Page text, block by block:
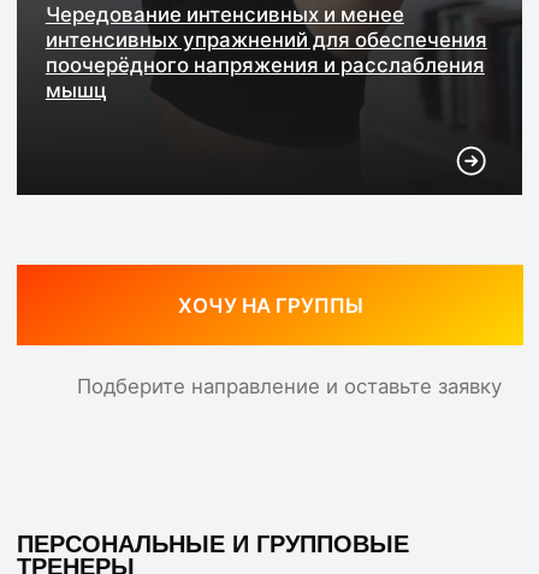
ЗАПИСАТЬСЯ НА ТРЕНИРОВКУ
Подберите направление и оставьте заявку